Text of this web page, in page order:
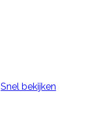
Snel bekijken